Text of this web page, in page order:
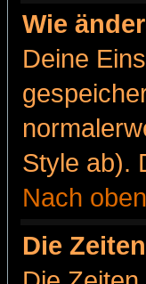
Wie
Deine
Style ab).
Nach oben
Die